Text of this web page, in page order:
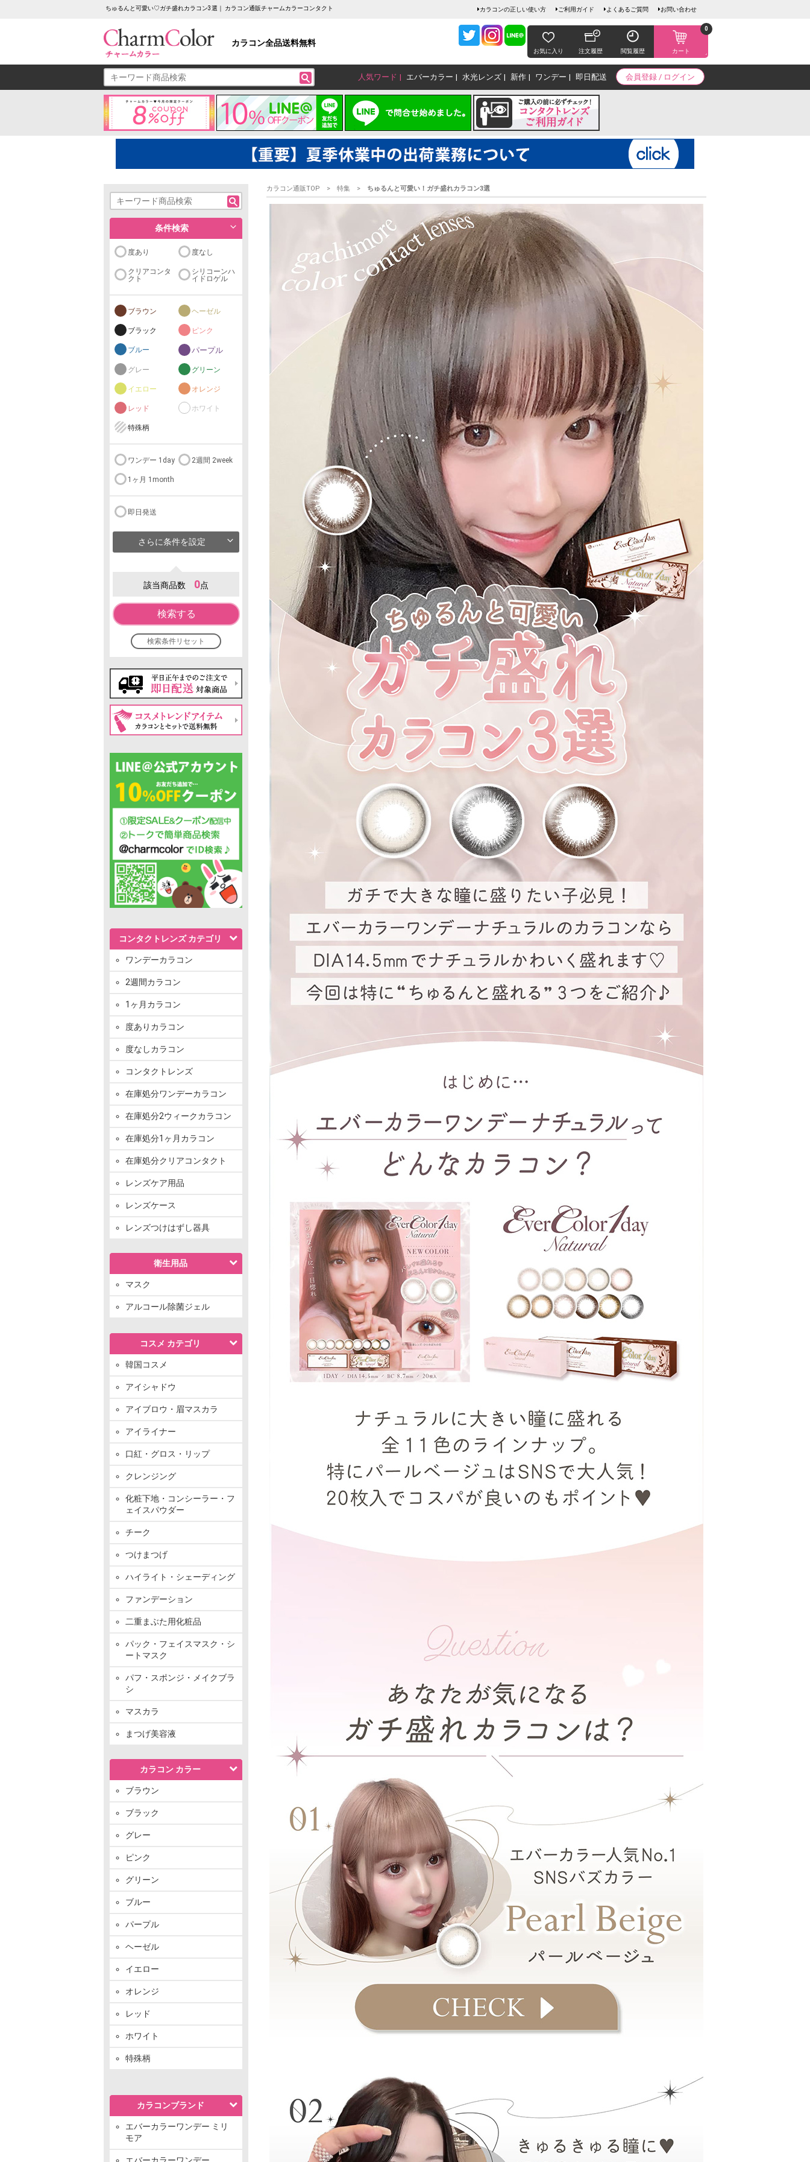
ちゅるんと可愛い♡ガチ盛れカラコン3選｜ カラコン通販チャームカラーコンタクト カラコンの正しい使い方 ご利用ガイド よくあるご質問 お問い合わせ
カラコン全品送料無料
お気に入り 注文履歴 閲覧履歴 カート
0
会員登録 / ログイン
人気ワード エバーカラー 水光レンズ 新作 ワンデー 即日配送
条件検索
度あり 度なし
クリアコンタ
クト
シリコーンハ
イドロゲル
ブラウン ヘーゼル
ブラック ピンク
ブルー パープル
グレー グリーン
イエロー オレンジ
レッド ホワイト
特殊柄
ワンデー 1day 2週間 2week
1ヶ月 1month
即日発送
さらに条件を設定
該当商品数 0点
検索する
検索条件リセット
コンタクトレンズ カテゴリ
ワンデーカラコン
2週間カラコン
1ヶ月カラコン
度ありカラコン
度なしカラコン
コンタクトレンズ
在庫処分ワンデーカラコン
在庫処分2ウィークカラコン
在庫処分1ヶ月カラコン
在庫処分クリアコンタクト
レンズケア用品
レンズケース
レンズつけはずし器具
衛生用品
マスク
アルコール除菌ジェル
コスメ カテゴリ
韓国コスメ
アイシャドウ
アイブロウ・眉マスカラ
アイライナー
口紅・グロス・リップ
クレンジング
化粧下地・コンシーラー・フ
ェイスパウダー
チーク
つけまつげ
ハイライト・シェーディング
ファンデーション
二重まぶた用化粧品
パック・フェイスマスク・シ
ートマスク
パフ・スポンジ・メイクブラ
シ
マスカラ
まつげ美容液
カラコン カラー
ブラウン
ブラック
グレー
ピンク
グリーン
ブルー
パープル
ヘーゼル
イエロー
オレンジ
レッド
ホワイト
特殊柄
カラコンブランド
エバーカラーワンデー ミリ
モア
エバーカラーワンデー
カラコン通販TOP 特集 ちゅるんと可愛い！ガチ盛れカラコン3選